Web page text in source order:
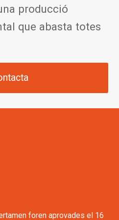
producció
que abasta totes
foren aprovades el 16